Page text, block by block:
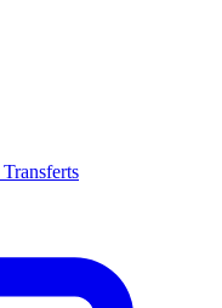
Transferts